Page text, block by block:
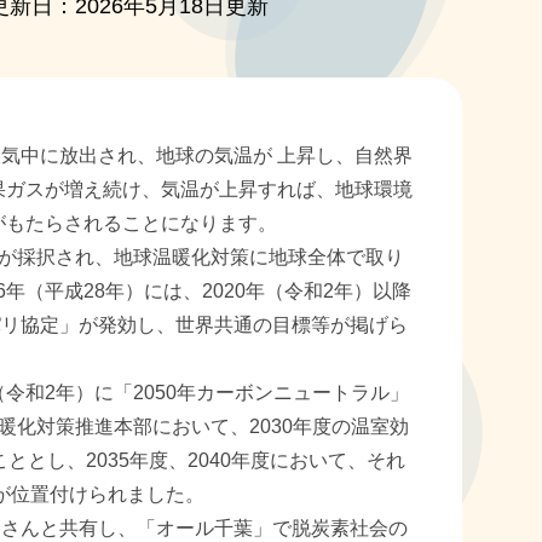
新日：2026年5月18日更新
に放出され、地球の気温が 上昇し、自然界
スが増え続け、気温が上昇すれば、地球環境
たらされることになります。
択され、地球温暖化対策に地球全体で取り
（平成28年）には、2020年（令和2年）以降
協定」が発効し、世界共通の目標等が掲げら
2年）に「2050年カーボンニュートラル」
化対策推進本部において、2030年度の温室効
とし、2035年度、2040年度において、それ
位置付けられました。
と共有し、「オール千葉」で脱炭素社会の